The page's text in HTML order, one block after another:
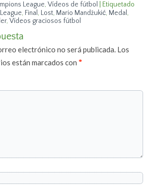
League,Vídeos de fútbol
Etiquetado
, Final, Lost, Mario Mandžukić, Medal,
,Vídeos graciosos fútbol
electrónico no será publicada. Los
están marcados con*